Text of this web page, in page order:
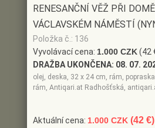
RENESANČNÍ VĚŽ PŘI
VÁCLAVSKÉM NÁMĚSTÍ
Položka č.: 136
Vyvolávací cena: 1.000 CZK(42
DRAŽBA UKONČENA: 08. 07.
olej, deska, 32 x 24 cm, rám,
rám, Antiqari.at Radhošťská,
Aktuální cena: 1.000 CZK (42 €)